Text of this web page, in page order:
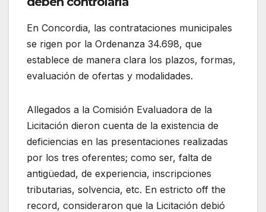
En Concordia, las contrataciones municipales
se rigen por la Ordenanza 34.698, que
establece de manera clara los plazos, formas,
evaluación de ofertas y modalidades.
Allegados a la Comisión Evaluadora de la
Licitación dieron cuenta de la existencia de
deficiencias en las presentaciones realizadas
por los tres oferentes; como ser, falta de
antigüedad, de experiencia, inscripciones
tributarias, solvencia, etc. En estricto off the
record, consideraron que la Licitación debió